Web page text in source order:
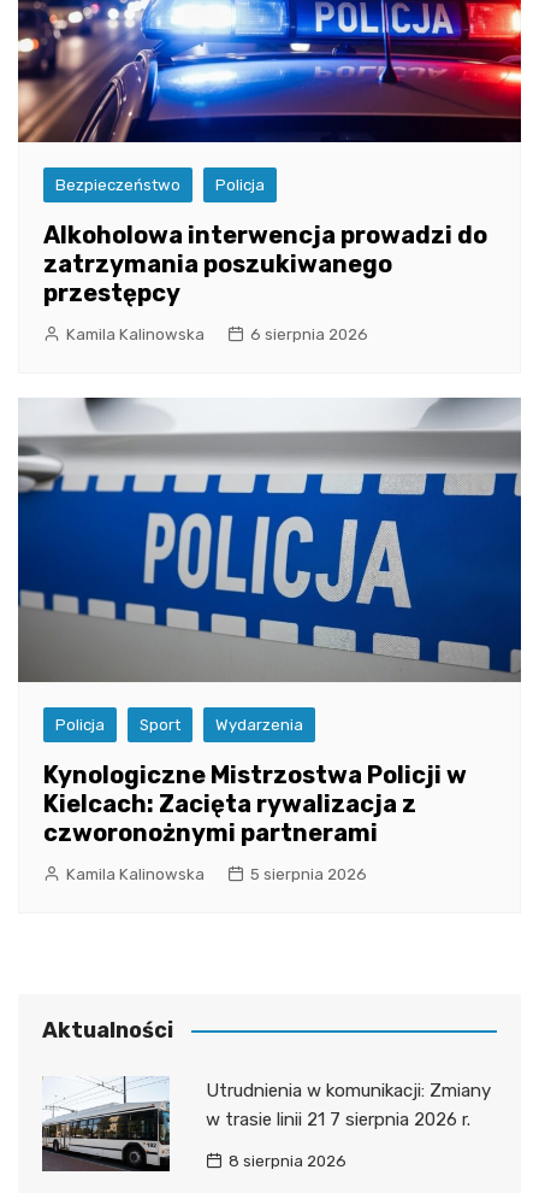
Bezpieczeństwo Policja
Alkoholowa interwencja prowadzi do
zatrzymania poszukiwanego
przestępcy
Kamila Kalinowska 6 sierpnia 2026
Policja Sport Wydarzenia
Kynologiczne Mistrzostwa Policji w
Kielcach: Zacięta rywalizacja z
czworonożnymi partnerami
Kamila Kalinowska 5 sierpnia 2026
Aktualności
Utrudnienia w komunikacji: Zmiany
w trasie linii 21 7 sierpnia 2026 r.
8 sierpnia 2026